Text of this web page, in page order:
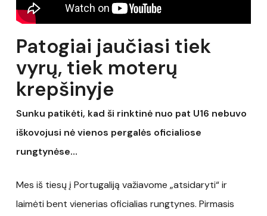
Patogiai jaučiasi tiek
vyrų, tiek moterų
krepšinyje
Sunku patikėti, kad ši rinktinė nuo pat U16 nebuvo
iškovojusi nė vienos pergalės oficialiose
rungtynėse…
Mes iš tiesų į Portugaliją važiavome „atsidaryti“ ir
laimėti bent vienerias oficialias rungtynes. Pirmasis